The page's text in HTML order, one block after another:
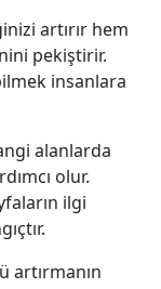
artırır hem
pekiştirir.
insanlara
alanlarda
olur.
ilgi
artırmanın